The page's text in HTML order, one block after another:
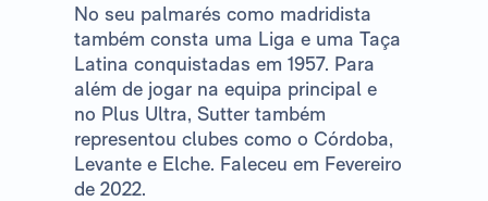
No seu palmarés como madridista
também consta uma Liga e uma Taça
Latina conquistadas em 1957. Para
além de jogar na equipa principal e
no Plus Ultra, Sutter também
representou clubes como o Córdoba,
Levante e Elche. Faleceu em Fevereiro
de 2022.